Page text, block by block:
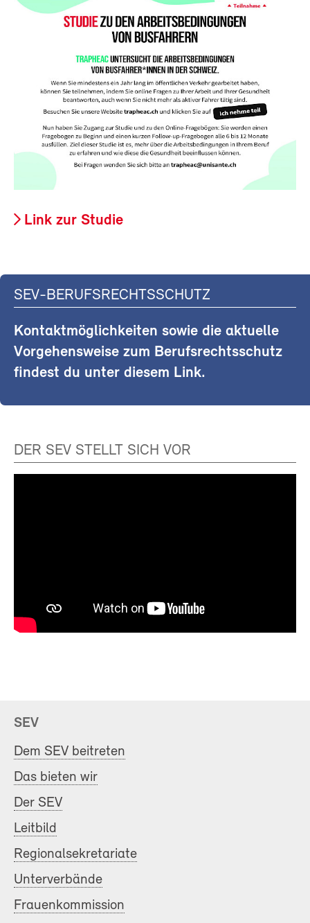
Link zur Studie
SEV-BERUFSRECHTSSCHUTZ
Kontaktmöglichkeiten sowie die aktuelle
Vorgehensweise zum Berufsrechtsschutz
findest du unter diesem Link.
DER SEV STELLT SICH VOR
SEV
Dem SEV beitreten
Das bieten wir
Der SEV
Leitbild
Regionalsekretariate
Unterverbände
Frauenkommission